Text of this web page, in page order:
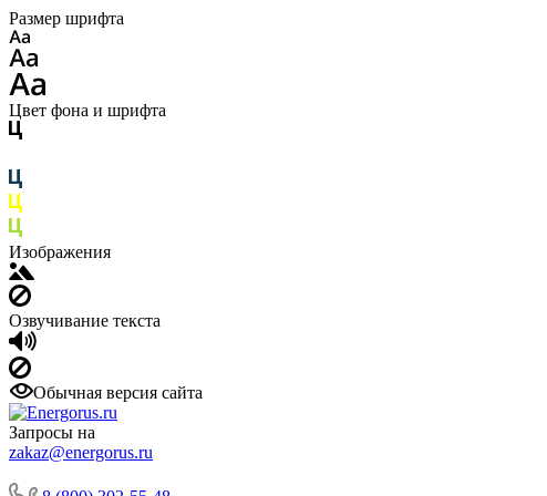
Размер шрифта
Цвет фона и шрифта
Изображения
Озвучивание текста
Обычная версия сайта
Запросы на
zakaz@energorus.ru